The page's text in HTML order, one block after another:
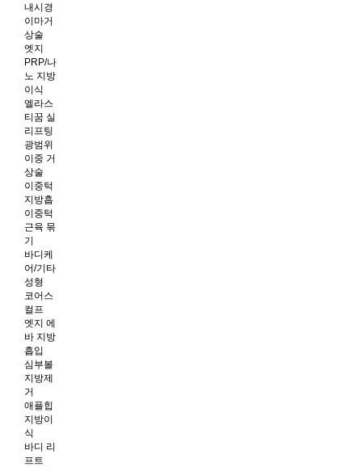
내시경
이마거
상술
엣지
PRP/나
노 지방
이식
엘라스
티꿈 실
리프팅
광범위
이중 거
상술
이중턱
지방흡
이중턱
근육 묶
기
바디케
어/기타
성형
코어스
컬프
엣지 에
바 지방
흡입
심부볼
지방제
거
애플힙
지방이
식
바디 리
프트